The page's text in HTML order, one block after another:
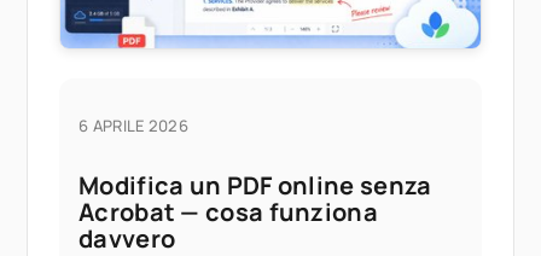
6 APRILE 2026
Modifica un PDF online senza
Acrobat — cosa funziona
davvero